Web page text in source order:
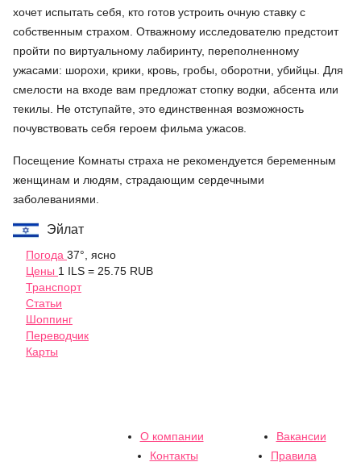
хочет испытать себя, кто готов устроить очную ставку с
собственным страхом. Отважному исследователю предстоит
пройти по виртуальному лабиринту, переполненному
ужасами: шорохи, крики, кровь, гробы, оборотни, убийцы. Для
смелости на входе вам предложат стопку водки, абсента или
текилы. Не отступайте, это единственная возможность
почувствовать себя героем фильма ужасов.
Посещение Комнаты страха не рекомендуется беременным
женщинам и людям, страдающим сердечными
заболеваниями.
Эйлат
Погода 37°, ясно
Цены 1 ILS = 25.75 RUB
Транспорт
Статьи
Шоппинг
Переводчик
Карты
О компании
Вакансии
Контакты
Правила